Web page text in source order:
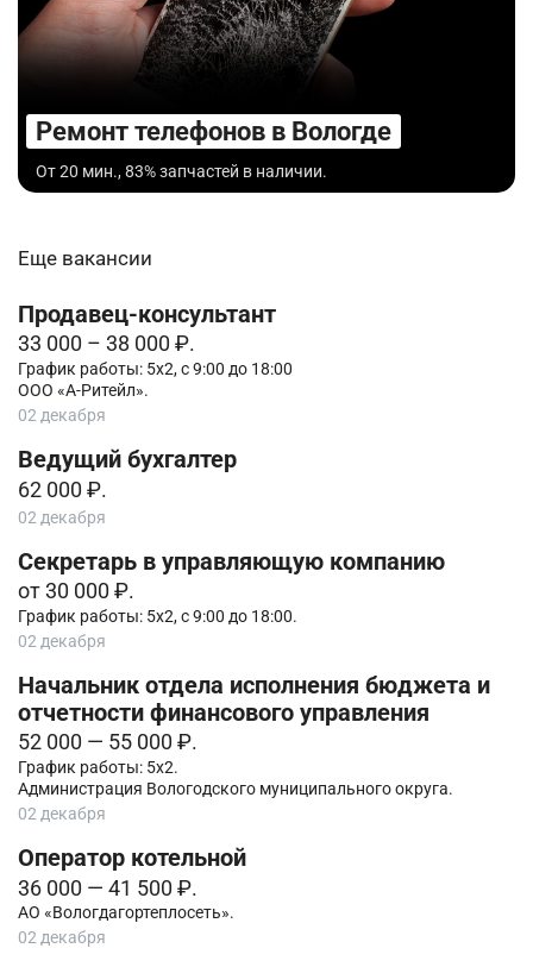
Ремонт телефонов в Вологде
От 20 мин., 83% запчастей в наличии.
Еще вакансии
Продавец-консультант
33 000 – 38 000 ₽.
График работы: 5х2, с 9:00 до 18:00
ООО «А-Ритейл».
02 декабря
Ведущий бухгалтер
62 000 ₽.
02 декабря
Секретарь в управляющую компанию
от 30 000 ₽.
График работы: 5х2, с 9:00 до 18:00.
02 декабря
Начальник отдела исполнения бюджета и
отчетности финансового управления
52 000 — 55 000 ₽.
График работы: 5х2.
Администрация Вологодского муниципального округа.
02 декабря
Оператор котельной
36 000 — 41 500 ₽.
АО «Вологдагортеплосеть».
02 декабря